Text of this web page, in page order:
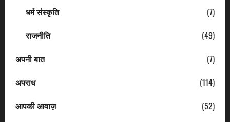
धर्म संस्कृति
(7)
राजनीति
(49)
अपनी बात
(7)
अपराध
(114)
आपकी आवाज़
(52)